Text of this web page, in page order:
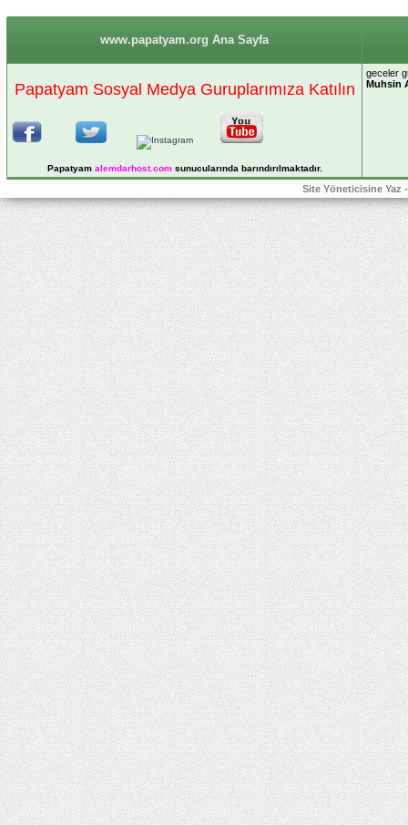
www.papatyam.org Ana Sayfa
Papatyam Sosyal Medya Guruplarımıza Katılın
Papatyam alemdarhost.comsunucularında barındırılmaktadır.
geceler
Muhsin
Site Yöneticisine Yaz